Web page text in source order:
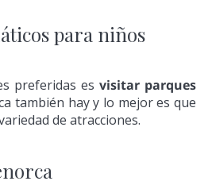
para niños
preferidas es visitar parques
también hay y lo mejor es que
de atracciones.